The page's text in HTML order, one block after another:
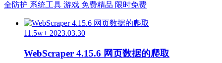
全防护 系统工具 游戏 免费精品 限时免费
11.5w+ 2023.03.30
WebScraper 4.15.6 网页数据的爬取